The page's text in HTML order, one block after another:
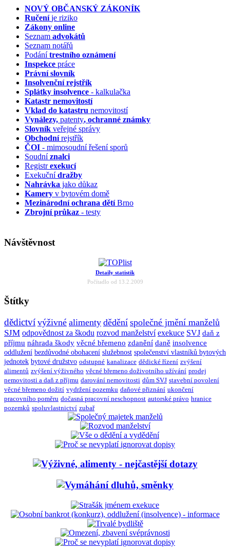
NOVÝ OBČANSKÝ ZÁKONÍK
Ručeníje riziko
Zákony online
Seznam advokátů
Seznam notářů
Podánítrestního oznámení
Inspekce práce
Právní slovník
Insolvenčnírejstřík
Splátky insolvence - kalkulačka
Katastr nemovitostí
Vklad do katastru nemovitostí
Vynálezy, patenty, ochranné známky
Slovník veřejné správy
Obchodnírejstřík
ČOI - mimosoudní řešení sporů
Soudníznalci
Registrexekucí
Exekučnídražby
Nahrávka jako důkaz
Kamery v bytovém domě
Mezinárodní ochrana dětíBrno
Zbrojní průkaz - testy
Návštěvnost
Detaily statistik
Počítadlo od 13.2.2009
Štítky
dědictví výživné alimenty dědění společné jmění manželů
SJM odpovědnost za škodu rozvod manželství exekuce SVJ daň z
příjmu náhrada škody věcné břemeno zdanění daně insolvence
oddlužení bezdůvodné obohacení služebnost společenství vlastníků bytových
jednotek bytové družstvo odstupné kanalizace dědické řízení zvýšení
alimentů zvýšení výživného věcné břemeno doživotního užívání prodej
nemovitosti a daň z příjmu darování nemovitosti dům SVJ stavební povolení
věcné břemeno dožití vydržení pozemku daňové přiznání ukončení
pracovního poměru dočasná pracovní neschopnost autorské právo hranice
pozemků spoluvlastnictví zubař